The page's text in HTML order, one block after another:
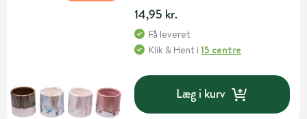
14,95 kr.
Få leveret
Klik & Hent i15 centre
Læg i kurv